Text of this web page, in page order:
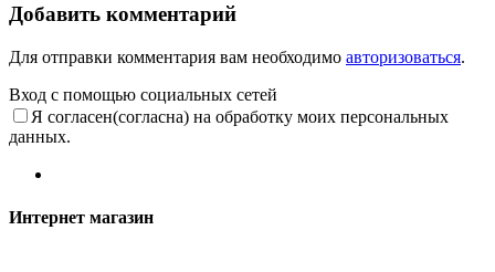
Добавить комментарий
Для отправки комментария вам необходимо авторизоваться.
Вход с помощью социальных сетей
Я согласен(согласна) на обработку моих персональных
данных.
Интернет магазин